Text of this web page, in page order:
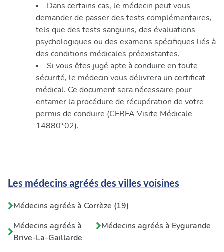
Dans certains cas, le médecin peut vous
demander de passer des tests complémentaires,
tels que des tests sanguins, des évaluations
psychologiques ou des examens spécifiques liés à
des conditions médicales préexistantes.
Si vous êtes jugé apte à conduire en toute
sécurité, le médecin vous délivrera un certificat
médical. Ce document sera nécessaire pour
entamer la procédure de récupération de votre
permis de conduire (CERFA Visite Médicale
14880*02).
Les médecins agréés des villes voisines
Médecins agréés à Corrèze (19)
Médecins agréés à
Brive-La-Gaillarde
Médecins agréés à Eygurande